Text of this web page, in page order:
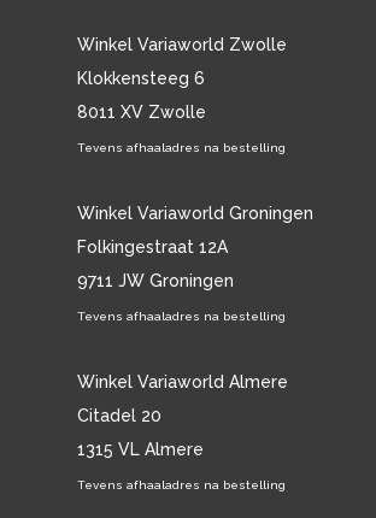
Winkel Variaworld Zwolle
Klokkensteeg 6
8011 XV Zwolle
Tevens afhaaladres na bestelling
Winkel Variaworld Groningen
Folkingestraat 12A
9711 JW Groningen
Tevens afhaaladres na bestelling
Winkel Variaworld Almere
Citadel 20
1315 VL Almere
Tevens afhaaladres na bestelling